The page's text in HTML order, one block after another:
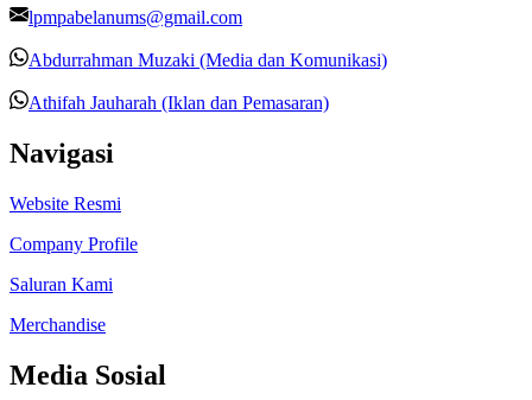
lpmpabelanums@gmail.com
Abdurrahman Muzaki (Media dan Komunikasi)
Athifah Jauharah (Iklan dan Pemasaran)
Navigasi
Website Resmi
Company Profile
Saluran Kami
Merchandise
Media Sosial